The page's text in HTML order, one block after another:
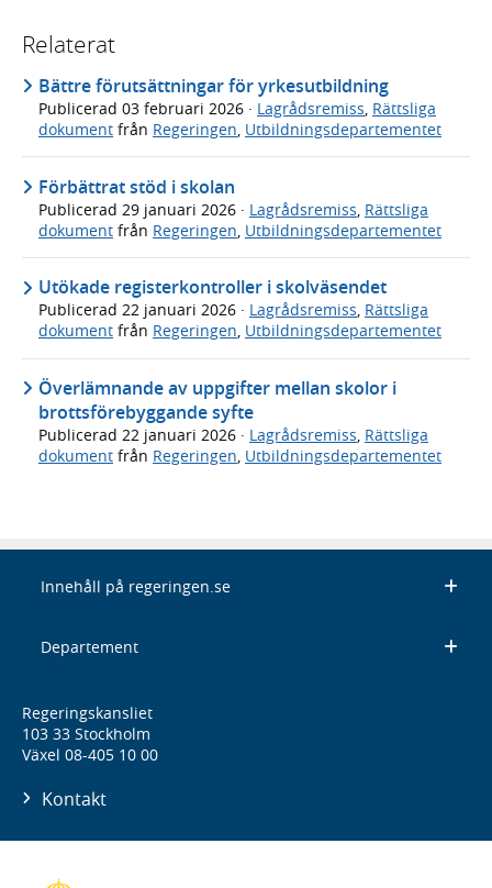
Relaterat
Bättre förutsättningar för yrkesutbildning
Publicerad 03 februari 2026 · Lagrådsremiss, Rättsliga
dokument från Regeringen, Utbildningsdepartementet
Förbättrat stöd i skolan
Publicerad 29 januari 2026 · Lagrådsremiss Rättsliga
dokument från Regeringen Utbildningsdepartementet
Utökade registerkontroller i skolväsendet
Publicerad 22 januari 2026 · Lagrådsremiss, Rättsliga
dokument från Regeringen, Utbildningsdepartementet
Överlämnande av uppgifter mellan skolor i
brottsförebyggande syfte
Publicerad 22 januari 2026 · Lagrådsremiss, Rättsliga
dokument från Regeringen, Utbildningsdepartementet
Innehåll på regeringen.se
Departement
Regeringskansliet
103 33 Stockholm
Växel 08-405 10 00
Kontakt